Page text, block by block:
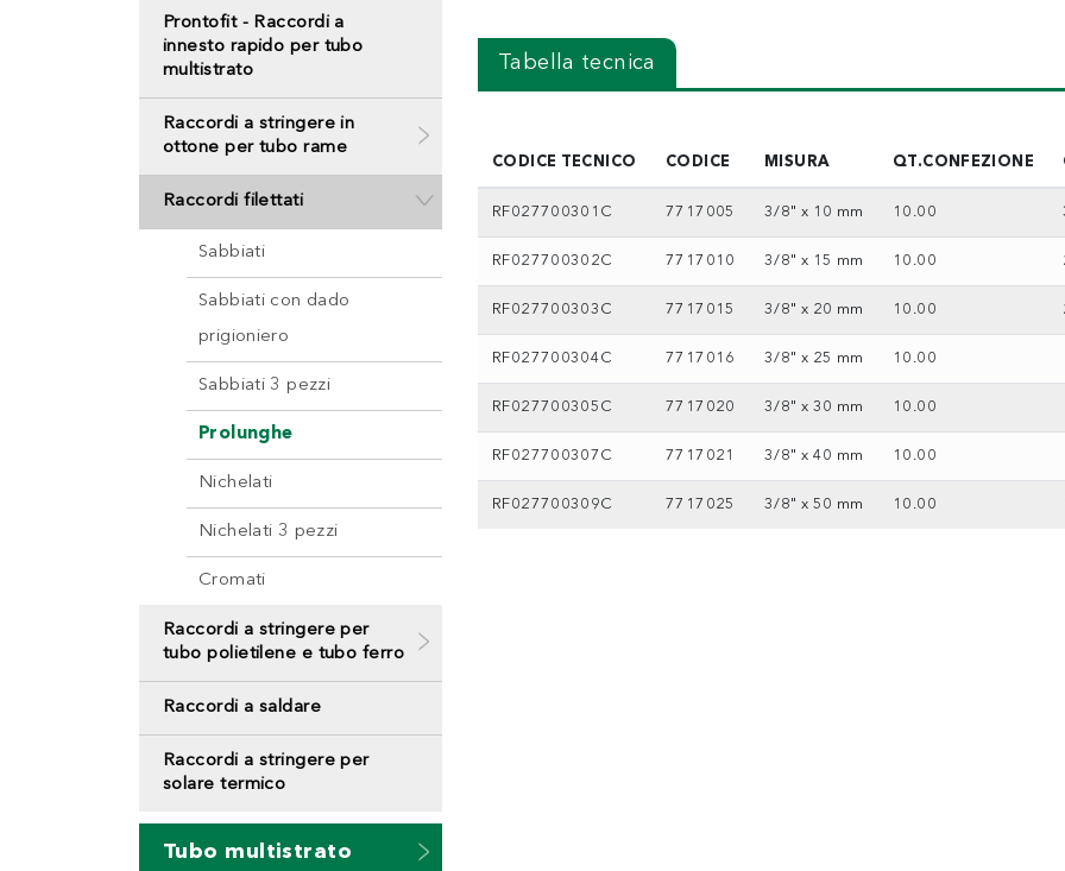
Prontofit - Raccordi a
innesto rapido per tubo
multistrato
Raccordi a stringere in
ottone per tubo rame
Raccordi filettati
Sabbiati
Sabbiati con dado
prigioniero
Sabbiati 3 pezzi
Prolunghe
Nichelati
Nichelati 3 pezzi
Cromati
Raccordi a stringere per
tubo polietilene e tubo ferro
Raccordi a saldare
Raccordi a stringere per
solare termico
Tubo multistrato
Tabella tecnica
CODICE TECNICO CODICE MISURA QT.CONFEZIONE
RF027700301C 7717005 3/8" x 10 mm 10.00
RF027700302C 7717010 3/8" x 15 mm 10.00
RF027700303C 7717015 3/8" x 20 mm 10.00
RF027700304C 7717016 3/8" x 25 mm 10.00
RF027700305C 7717020 3/8" x 30 mm 10.00
RF027700307C 7717021 3/8" x 40 mm 10.00
RF027700309C 7717025 3/8" x 50 mm 10.00